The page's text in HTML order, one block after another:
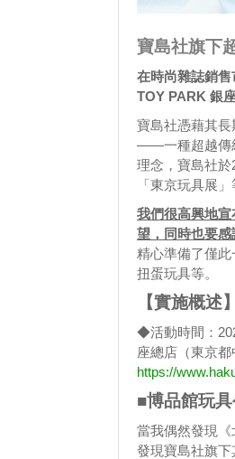
寶島社旗下
在時尚雜誌銷
TOY PARK 銀
寶島社憑藉其長
——一種超越傳
理念，寶島社於
「東京玩具展」
我們很高興地
望，同時也要
精心準備了僅
扭蛋玩具等。
【實施概述】
◆活動時間：
座總店（東京都
https://
■博品館玩
當我偶然發現
發現寶島社旗